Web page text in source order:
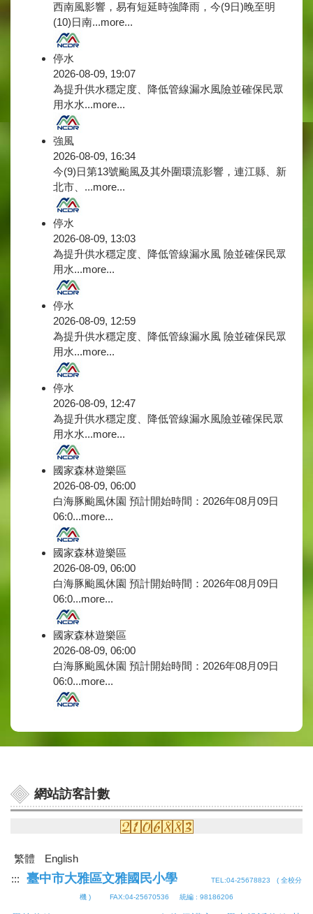
西南風影響，易有短延時強降雨，今(9日)晚至明
(10)日南...more...
停水
2026-08-09, 19:07
為提升供水穩定度、降低管線漏水風險並確保民眾
用水水...more...
強風
2026-08-09, 16:34
今(9)日第13號颱風及其外圍環流影響，連江縣、新
北市、...more...
停水
2026-08-09, 13:03
為提升供水穩定度、降低管線漏水風 險並確保民眾
用水...more...
停水
2026-08-09, 12:59
為提升供水穩定度、降低管線漏水風 險並確保民眾
用水...more...
停水
2026-08-09, 12:47
為提升供水穩定度、降低管線漏水風險並確保民眾
用水水...more...
國家森林遊樂區
2026-08-09, 06:00
白海豚颱風休園 預計開始時間：2026年08月09日
06:0...more...
國家森林遊樂區
2026-08-09, 06:00
白海豚颱風休園 預計開始時間：2026年08月09日
06:0...more...
國家森林遊樂區
2026-08-09, 06:00
白海豚颱風休園 預計開始時間：2026年08月09日
06:0...more...
網站訪客計數
繁體
English
:::
臺中市大雅區文雅國民小學 TEL:04-25678823 ( 全校分
機 ) FAX:04-25670536 統編 : 98186206